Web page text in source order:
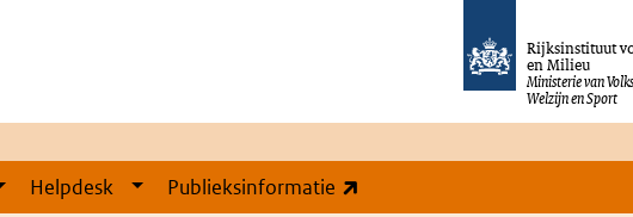
Rijksinstituut
en Milieu
Ministerie van
Welzijn en Sport
Helpdesk Publieksinformatie